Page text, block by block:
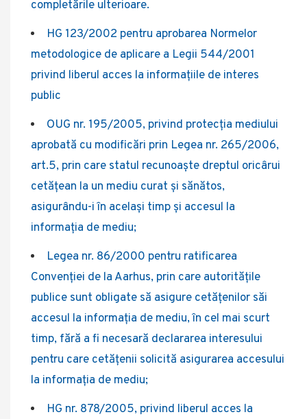
completările ulterioare.
HG 123/2002 pentru aprobarea Normelor
metodologice de aplicare a Legii 544/2001
privind liberul acces la informaţiile de interes
public
OUG nr. 195/2005, privind protecţia mediului
aprobată cu modificări prin Legea nr. 265/2006,
art.5, prin care statul recunoaşte dreptul oricârui
cetăţean la un mediu curat şi sănătos,
asigurându-i în acelaşi timp şi accesul la
informaţia de mediu;
Legea nr. 86/2000 pentru ratificarea
Convenţiei de la Aarhus, prin care autorităţile
publice sunt obligate să asigure cetăţenilor săi
accesul la informaţia de mediu, în cel mai scurt
timp, fără a fi necesară declararea interesului
pentru care cetăţenii solicită asigurarea accesului
la informaţia de mediu;
HG nr. 878/2005, privind liberul acces la